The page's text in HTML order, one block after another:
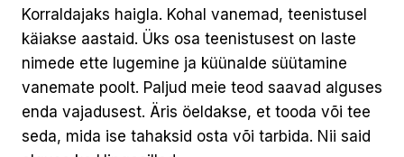
Korraldajaks haigla. Kohal vanemad, teenistusel
käiakse aastaid. Üks osa teenistusest on laste
nimede ette lugemine ja küünalde süütamine
vanemate poolt. Paljud meie teod saavad alguses
enda vajadusest. Äris öeldakse, et tooda või tee
seda, mida ise tahaksid osta või tarbida. Nii said